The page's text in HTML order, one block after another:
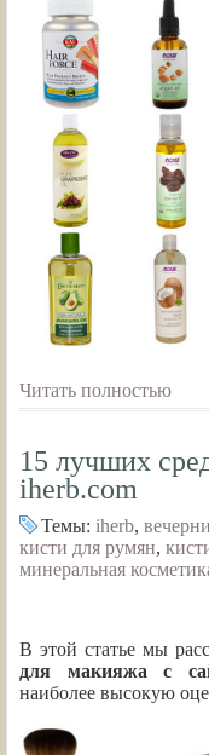
Читать полностью
15 лучших
iherb.com
Темы: iherb,
кисти для румян,
минеральная
В этой статье мы
для макияжа с
наиболее высокую